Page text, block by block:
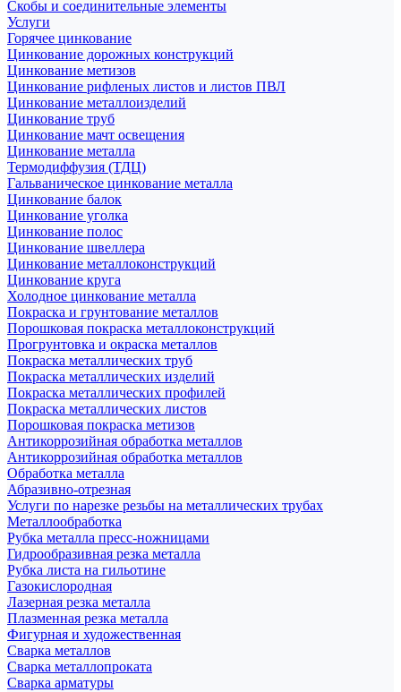
Скобы и соединительные элементы
Услуги
Горячее цинкование
Цинкование дорожных конструкций
Цинкование метизов
Цинкование рифленых листов и листов ПВЛ
Цинкование металлоизделий
Цинкование труб
Цинкование мачт освещения
Цинкование металла
Термодиффузия (ТДЦ)
Гальваническое цинкование металла
Цинкование балок
Цинкование уголка
Цинкование полос
Цинкование швеллера
Цинкование металлоконструкций
Цинкование круга
Холодное цинкование металла
Покраска и грунтование металлов
Порошковая покраска металлоконструкций
Прогрунтовка и окраска металлов
Покраска металлических труб
Покраска металлических изделий
Покраска металлических профилей
Покраска металлических листов
Порошковая покраска метизов
Антикоррозийная обработка металлов
Антикоррозийная обработка металлов
Обработка металла
Абразивно-отрезная
Услуги по нарезке резьбы на металлических трубах
Металлообработка
Рубка металла пресс-ножницами
Гидрообразивная резка металла
Рубка листа на гильотине
Газокислородная
Лазерная резка металла
Плазменная резка металла
Фигурная и художественная
Сварка металлов
Сварка металлопроката
Сварка арматуры